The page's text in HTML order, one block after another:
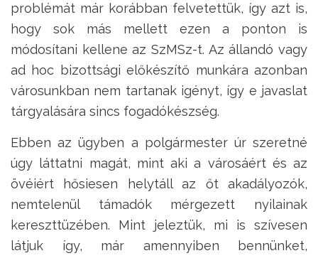
problémát már korábban felvetettük, így azt is,
hogy sok más mellett ezen a ponton is
módosítani kellene az SzMSz-t. Az állandó vagy
ad hoc bizottsági előkészítő munkára azonban
városunkban nem tartanak igényt, így e javaslat
tárgyalására sincs fogadókészség.
Ebben az ügyben a polgármester úr szeretné
úgy láttatni magát, mint aki a városáért és az
övéiért hősiesen helytáll az őt akadályozók,
nemtelenül támadók mérgezett nyilainak
kereszttüzében. Mint jeleztük, mi is szívesen
látjuk így, már amennyiben bennünket,